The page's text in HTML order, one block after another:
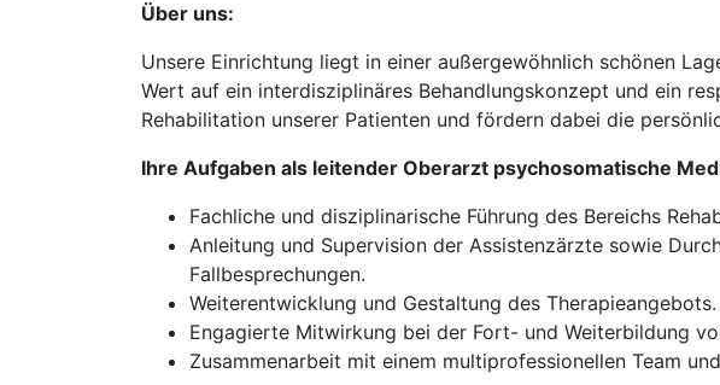
Über uns:
Unsere Einrichtung liegt in einer außergewöhnlich schönen
Wert auf ein interdisziplinäres Behandlungskonzept und ein
Rehabilitation unserer Patienten und fördern dabei die
Ihre Aufgaben als leitender Oberarzt psychosomatische
Fachliche und disziplinarische Führung des Bereichs
Anleitung und Supervision der Assistenzärzte sowie
Fallbesprechungen.
Weiterentwicklung und Gestaltung des Therapieangebots.
Engagierte Mitwirkung bei der Fort- und Weiterbildung
Zusammenarbeit mit einem multiprofessionellen Team